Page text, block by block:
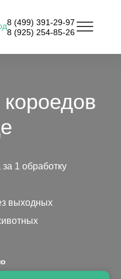
8 (499) 391-29-97
8 (925) 254-85-26
1 обработку
выходных